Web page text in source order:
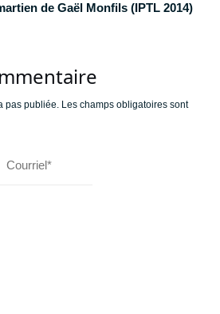
de Gaël Monfils (IPTL 2014)
pas publiée. Les champs obligatoires sont